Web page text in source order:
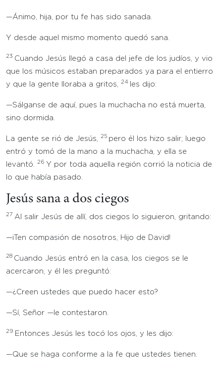
—Ánimo, hija, por tu fe has sido sanada.
Y desde aquel mismo momento quedó sana.
23 Cuando Jesús llegó a casa del jefe de los judíos, y vio
que los músicos estaban preparados ya para el entierro
y que la gente lloraba a gritos,
24 les dijo:
—Sálganse de aquí, pues la muchacha no está muerta,
sino dormida.
La gente se rió de Jesús, 25 pero él los hizo salir; luego
entró y tomó de la mano a la muchacha, y ella se
levantó.
26 Y por toda aquella región corrió la noticia de
lo que había pasado.
Jesús sana a dos ciegos
27 Al salir Jesús de allí, dos ciegos lo siguieron, gritando:
—¡Ten compasión de nosotros, Hijo de David!
28 Cuando Jesús entró en la casa, los ciegos se le
acercaron, y él les preguntó:
—¿Creen ustedes que puedo hacer esto?
—Sí, Señor —le contestaron.
29 Entonces Jesús les tocó los ojos, y les dijo:
—Que se haga conforme a la fe que ustedes tienen.